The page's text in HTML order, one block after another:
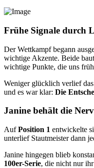
Frühe Signale durch
Der Wettkampf begann
wichtige Akzente. Beide
wichtige Punkte, die uns
Weniger glücklich verlief
und es war klar: Die
Janine behält die
AufPosition 1 entwickelte
unterlief Stautmeister dann
Janine hingegen blieb
100er-Serie, die nicht nur